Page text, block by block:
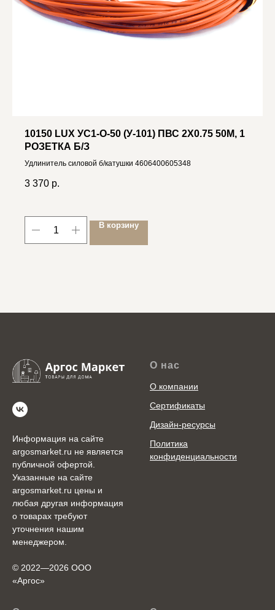
10150 LUX УС1-О-50 (У-101) ПВС 2X0.75 50М, 1
РОЗЕТКА Б/З
Удлинитель силовой б/катушки 4606400605348
3 370 р.
В корзину
Информация на сайте
argosmarket.ru не является
публичной офертой.
Указанные на сайте
argosmarket.ru цены и
любая другая информация
о товарах требуют
уточнения нашим
менеджером.
© 2022—2026 ООО
«Аргоc»
О нас
О компании
Сертификаты
Дизайн-ресурсы
Политика
конфиденциальности